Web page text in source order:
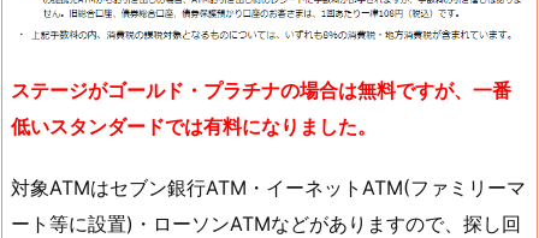
ステージがゴールド・プラチナの場合は無料ですが、一番
低いスタンダードでは有料になりました。
対象ATMはセブン銀行ATM・イーネットATM(ファミリーマ
ート等に設置)・ローソンATMなどがありますので、探し回